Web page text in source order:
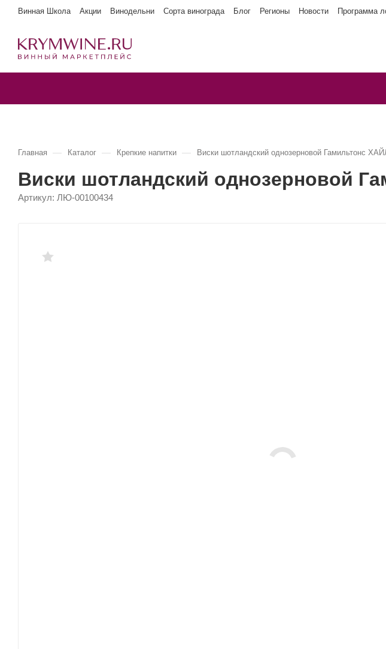
Винная Школа Акции Винодельни Сорта винограда Блог Регионы Новости Программа
Главная — Каталог — Крепкие напитки — Виски шотландский однозерновой Гамильтонс
Виски шотландский однозерновой
Артикул: ЛЮ-00100434